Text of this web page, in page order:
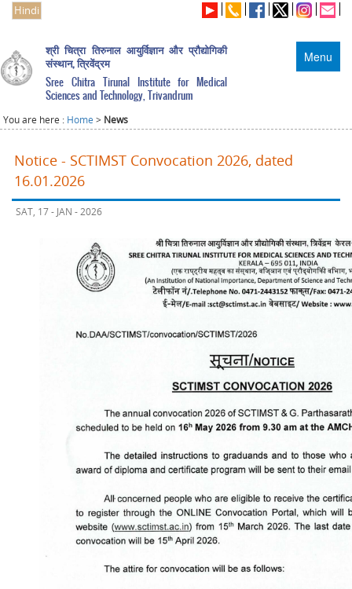
Hindi
Menu
श्री चित्रा तिरुनाल आयुर्विज्ञान और प्रौद्योगिकी
संस्थान, त्रिवेंद्रम
Sree Chitra Tirunal Institute for Medical
Sciences and Technology, Trivandrum
You are here : Home > News
Notice - SCTIMST Convocation 2026, dated
16.01.2026
SAT, 17 - JAN - 2026